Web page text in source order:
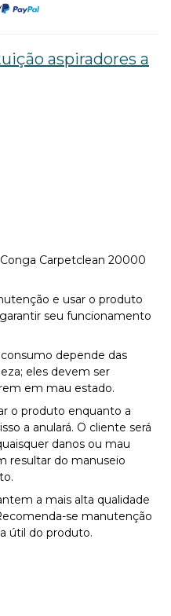
aspiradores a
Carpetclean 20000
e usar o produto
seu funcionamento
depende das
eles devem ser
em mau estado.
o produto enquanto a
a anulará. O cliente será
danos ou mau
resultar do manuseio
a mais alta qualidade
se manutenção
útil do produto.